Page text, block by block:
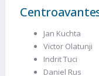
Jan Kuchta
Victor Olatunji
Indrit Tuci
Daniel Rus